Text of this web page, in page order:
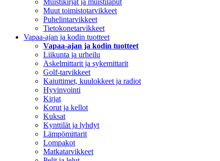
Muistikirjat ja muistilaput
Muut toimistotarvikkeet
Puhelintarvikkeet
Tietokonetarvikkeet
Vapaa-ajan ja kodin tuotteet
Vapaa-ajan ja kodin tuotteet
Liikunta ja urheilu
Askelmittarit ja sykemittarit
Golf-tarvikkeet
Kaiuttimet, kuulokkeet ja radiot
Hyvinvointi
Kirjat
Korut ja kellot
Kuksat
Kynttilät ja lyhdyt
Lämpömittarit
Lompakot
Matkatarvikkeet